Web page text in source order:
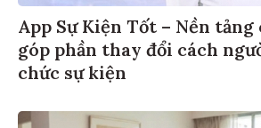
App Sự Kiện Tốt – Nền tảng
góp phần thay đổi cách
chức sự kiện